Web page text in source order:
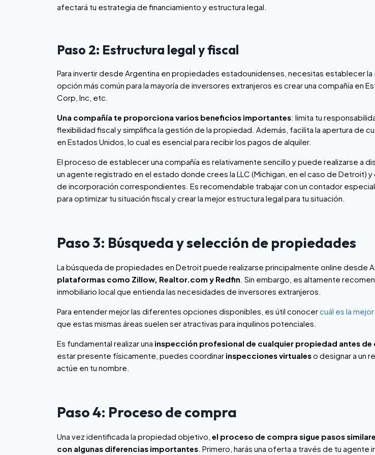
afectará tu estrategia de financiamiento y estructura legal.
Paso 2: Estructura legal y fiscal
Para invertir desde Argentina en propiedades estadounidenses, necesitas establecer la
opción más común para la mayoría de inversores extranjeros es crear una compañía en
Corp, Inc, etc.
Una compañía te proporciona varios beneficios importantes: limita tu
flexibilidad fiscal y simplifica la gestión de la propiedad. Además, facilita la apertura de
en Estados Unidos, lo cual es esencial para recibir los pagos de alquiler.
El proceso de establecer una compañía es relativamente sencillo y puede realizarse a
un agente registrado en el estado donde crees la LLC (Michigan, en el caso de Detroit)
de incorporación correspondientes. Es recomendable trabajar con un contador
para optimizar tu situación fiscal y crear la mejor estructura legal para tu situación.
Paso 3: Búsqueda y selección de propiedades
La búsqueda de propiedades en Detroit puede realizarse principalmente online desde
plataformas como Zillow, Realtor.com y Redfin. Sin embargo, es altamente
inmobiliario local que entienda las necesidades de inversores extranjeros.
Para entender mejor las diferentes opciones disponibles, es útil conocercuál es la
que estas mismas áreas suelen ser atractivas para inquilinos potenciales.
Es fundamental realizar una inspección profesional de cualquier propiedad antes de
estar presente físicamente, puedes coordinar inspecciones virtualeso designar a un
actúe en tu nombre.
Paso 4: Proceso de compra
Una vez identificada la propiedad objetivo, el proceso de compra sigue pasos
con algunas diferencias importantes. Primero, harás una oferta a través de tu agente